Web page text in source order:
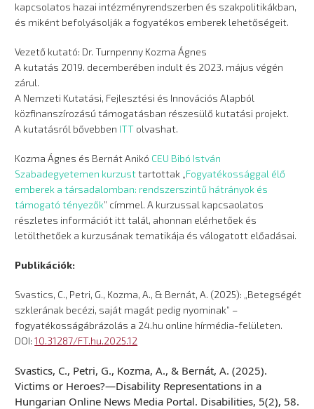
kapcsolatos hazai intézményrendszerben és szakpolitikákban,
és miként befolyásolják a fogyatékos emberek lehetőségeit.
Vezető kutató: Dr. Turnpenny Kozma Ágnes
A kutatás 2019. decemberében indult és 2023. május végén
zárul.
A Nemzeti Kutatási, Fejlesztési és Innovációs Alapból
közfinanszírozású támogatásban részesülő kutatási projekt.
A kutatásról bővebben ITT olvashat.
Kozma Ágnes és Bernát Anikó CEU Bibó István
Szabadegyetemen kurzusttartottak „ Fogyatékossággal élő
emberek a társadalomban: rendszerszintű hátrányok és
támogató tényezők” címmel. A kurzussal kapcsaolatos
részletes információt itt talál, ahonnan elérhetőek és
letölthetőek a kurzusának tematikája és válogatott előadásai.
Publikációk:
Svastics, C., Petri, G., Kozma, A., & Bernát, A. (2025): „Betegségét
szklerának becézi, saját magát pedig nyominak” –
fogyatékosságábrázolás a 24.hu online hírmédia-felületen.
DOI:10.31287/FT.hu.2025.12
Svastics, C., Petri, G., Kozma, A., & Bernát, A. (2025).
Victims or Heroes?—Disability Representations in a
Hungarian Online News Media Portal. Disabilities, 5(2), 58.